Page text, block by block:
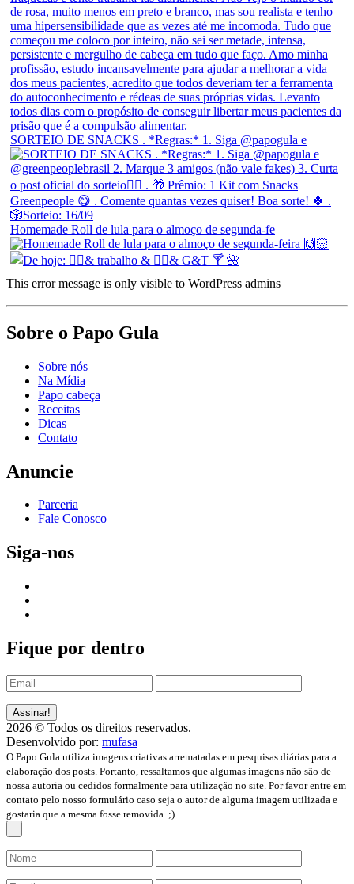
SORTEIO DE SNACKS . *Regras:* 1. Siga @papogula e
Homemade Roll de lula para o almoço de segunda-fe
This error message is only visible to WordPress admins
Sobre o Papo Gula
Sobre nós
Na Mídia
Papo cabeça
Receitas
Dicas
Contato
Anuncie
Parceria
Fale Conosco
Siga-nos
Fique por dentro
2026 © Todos os direitos reservados.
Desenvolvido por: mufasa
O Papo Gula utiliza imagens criativas arrematadas em pesquisas diárias para a
elaboração dos posts. Portanto, ressaltamos que algumas imagens não são de
nossa autoria ou cedidos formalmente para utilização no site. Por favor entre em
contato pelo nosso formulário caso seja o autor de alguma imagem utilizada e
gostaria que a mesma fosse removida. ;)